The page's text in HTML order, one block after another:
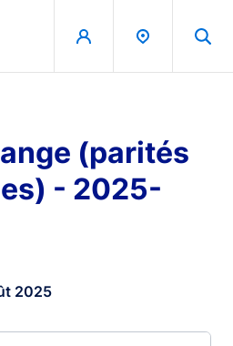
(parités
- 2025-
2025